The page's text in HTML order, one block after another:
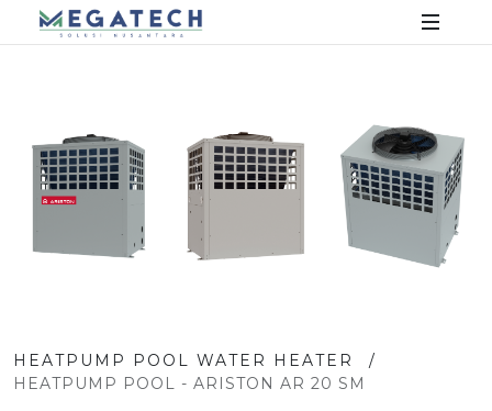
HEATPUMP POOL WATER HEATER
/
HEATPUMP POOL - ARISTON AR 20 SM